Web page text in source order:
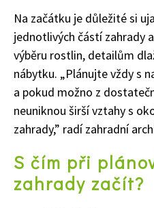
Na začátku je důležité si
jednotlivých částízahrady
výběru rostlin, detailům
nábytku. „Plánujtevždys
a pokud možno z
neuniknou širší vztahy s
zahrady,” radízahradní
S čím při
zahrady začít?